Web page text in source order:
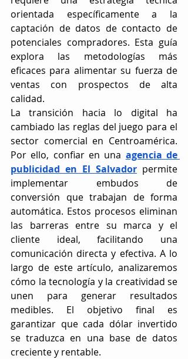
orientada específicamente a la
captación de datos de contacto de
potenciales compradores. Esta guía
explora las metodologías más
eficaces para alimentar su fuerza de
ventas con prospectos de alta
calidad.
La transición hacia lo digital ha
cambiado las reglas del juego para el
sector comercial en Centroamérica.
Por ello, confiar en una agencia de
publicidad en El Salvador permite
implementar embudos de
conversión que trabajan de forma
automática. Estos procesos eliminan
las barreras entre su marca y el
cliente ideal, facilitando una
comunicación directa y efectiva. A lo
largo de este artículo, analizaremos
cómo la tecnología y la creatividad se
unen para generar resultados
medibles. El objetivo final es
garantizar que cada dólar invertido
se traduzca en una base de datos
creciente y rentable.